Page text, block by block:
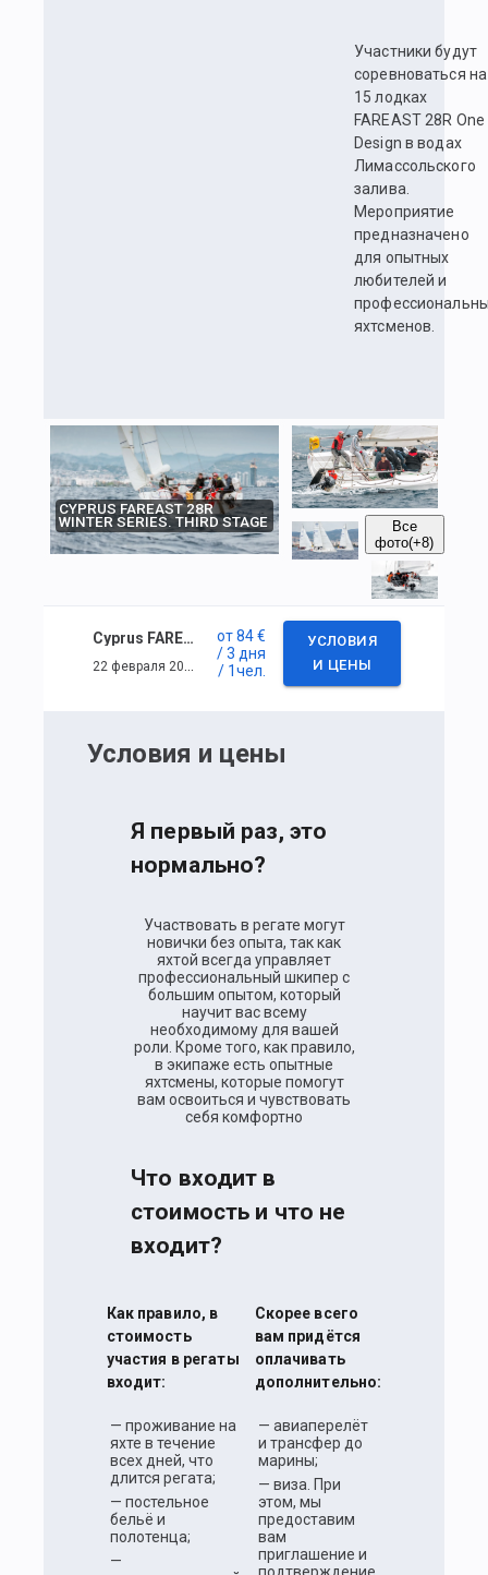
Участники будут
соревноваться на
15 лодках
FAREAST 28R One
Design в водах
Лимассольского
залива.
Мероприятие
предназначено
для опытных
любителей и
яхтсменов.
CYPRUS FAREAST 28R
WINTER SERIES. THIRD STAGE
Все
фото(+8)
Cyprus FAREAST 28R Winter Series. Third stage
22 февраля 2024 г. — 24 февраля 2024 г.
от84 €
/ 3 дня
/ 1чел.
УСЛОВИЯ
И ЦЕНЫ
Условия и цены
Я первый раз, это
нормально?
Участвовать в регате могут
новички без опыта, так как
яхтой всегда управляет
профессиональный шкипер с
большим опытом, который
научит вас всему
необходимому для вашей
роли. Кроме того, как правило,
в экипаже есть опытные
яхтсмены, которые помогут
вам освоиться и чувствовать
себя комфортно
Что входит в
стоимость и что не
входит?
Как правило, в
стоимость
участия в регаты
входит:
— проживание на
яхте в течение
всех дней, что
длится регата;
— постельное
бельё и
полотенца;
—
Скорее всего
вам придётся
оплачивать
дополнительно:
— авиаперелёт
и трансфер до
марины;
— виза. При
этом, мы
предоставим
вам
приглашение и